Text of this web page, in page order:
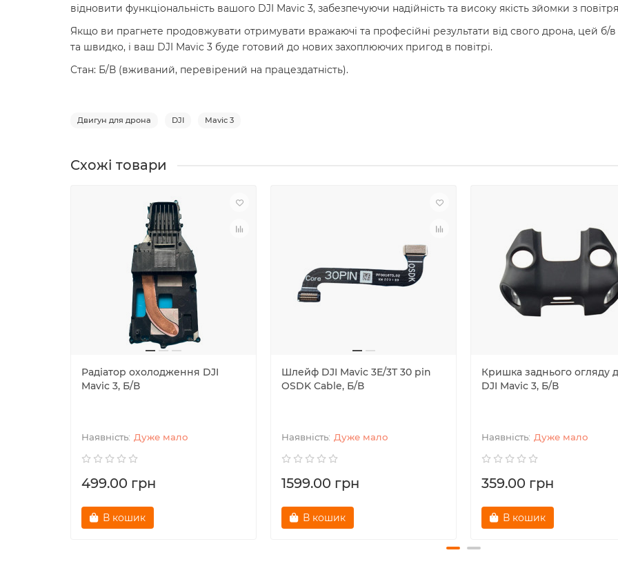
відновити функціональність вашого DJI Mavic 3, забезпечуючи надійність та високу якість зйомки з
Якщо ви прагнете продовжувати отримувати вражаючі та професійні результати від свого дрона, цей б/в
та швидко, і ваш DJI Mavic 3 буде готовий до нових захоплюючих пригод в повітрі.
Стан: Б/В (вживаний, перевірений на працездатність).
Двигун для дрона DJI Mavic 3
Схожі товари
Радіатор охолодження DJI
Mavic 3, Б/В
Дуже мало
499.00 грн
В кошик
Шлейф DJI Mavic 3E/3T 30 pin
OSDK Cable, Б/В
Дуже мало
1599.00 грн
В кошик
Кришка заднього огляду
DJI Mavic 3, Б/В
Дуже мало
359.00 грн
В кошик